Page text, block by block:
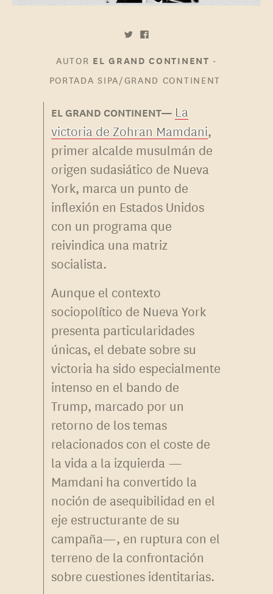
AUTOR EL GRAND CONTINENT •
PORTADA SIPA/GRAND CONTINENT
La
victoria de Zohran Mamdani,
primer alcalde musulmán de
origen sudasiático de Nueva
York, marca un punto de
inflexión en Estados Unidos
con un programa que
reivindica una matriz
socialista.
Aunque el contexto
sociopolítico de Nueva York
presenta particularidades
únicas, el debate sobre su
victoria ha sido especialmente
intenso en el bando de
Trump, marcado por un
retorno de los temas
relacionados con el coste de
la vida a la izquierda —
Mamdani ha convertido la
noción de asequibilidad en el
eje estructurante de su
campaña—, en ruptura con el
terreno de la confrontación
sobre cuestiones identitarias.